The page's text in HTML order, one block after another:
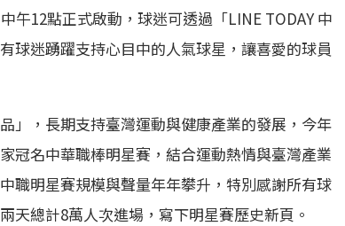
午12點正式啟動，球迷可透過「LINE TODAY 中
球迷踴躍支持心目中的人氣球星，讓喜愛的球員
」，長期支持臺灣運動與健康產業的發展，今年
冠名中華職棒明星賽，結合運動熱情與臺灣產業
職明星賽規模與聲量年年攀升，特別感謝所有球
天總計8萬人次進場，寫下明星賽歷史新頁。